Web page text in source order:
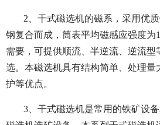
2、干式磁选机的磁系，采用优
钢复合而成，筒表平均磁感应强度为
需要，可提供顺流、半逆流、逆流型
选。本磁选机具有结构简单、处理量
护等优点。
3、干式磁选机是常用的铁矿设